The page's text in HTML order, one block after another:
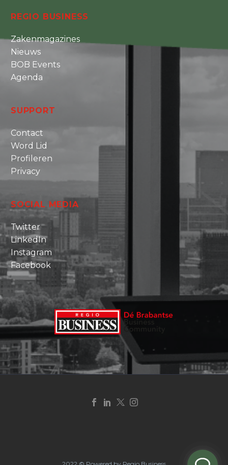
REGIO BUSINESS
Zakenmagazines
Nieuws
BOB Events
Agenda
SUPPORT
Contact
Word Lid
Profileren
Privacy
SOCIAL MEDIA
Twitter
LinkedIn
Instagram
Facebook